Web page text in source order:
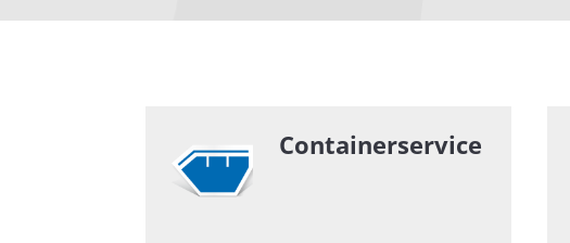
Containerservice